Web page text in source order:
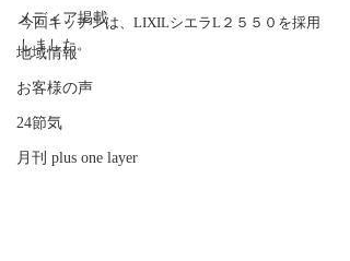
メディア掲載
地域情報
お客様の声
24節気
月刊 plus one layer
今回キッチンは、LIXILシエラL２５５０を採用
しました。